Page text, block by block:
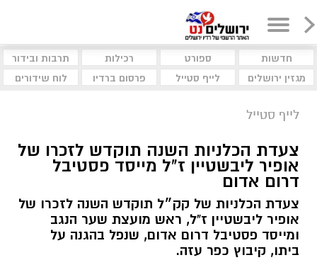
חדשות ספורט רכילות
תרבות ובידור
מגזין ירושלים
לייף סטייל פרסום ברדיו לוח שידורים
לייף סטייל
צעדת הכלניות השנה תוקדש לזכרו של
אופיר ליבשטיין ז"ל מייסד פסטיבל
דרום אדום
צעדת הכלניות של קק״ל תוקדש השנה לזכרו של
אופיר ליבשטיין ז"ל, ראש מועצת שער הנגב
ומייסד פסטיבל דרום אדום, שנפל בהגנה על
ביתו, קיבוץ כפר עזה.